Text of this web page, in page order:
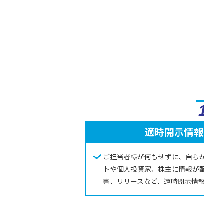
適時開示情
ご担当者様が何もせずに、自ら
トや個人投資家、株主に情報が
書、リリースなど、適時開示情